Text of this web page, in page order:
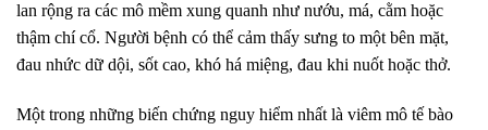
lan rộng ra các mô mềm xung quanh như nướu, má, cằm hoặc
thậm chí cổ. Người bệnh có thể cảm thấy sưng to một bên mặt,
đau nhức dữ dội, sốt cao, khó há miệng, đau khi nuốt hoặc thở.
Một trong những biến chứng nguy hiểm nhất là viêm mô tế bào